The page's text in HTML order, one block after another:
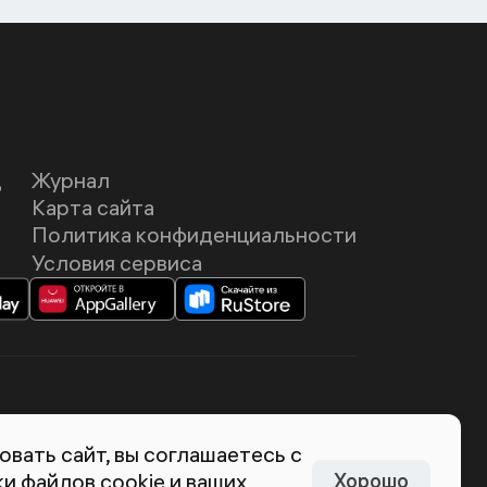
сайт, вы соглашаетесь с
файлов cookie и ваших Хорошо
Журнал
Карта сайта
Политика конфиденциальности
Условия сервиса
Лебедева